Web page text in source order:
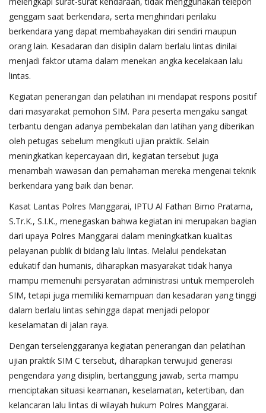
genggam saat berkendara, serta menghindari perilaku
berkendara yang dapat membahayakan diri sendiri maupun
orang lain. Kesadaran dan disiplin dalam berlalu lintas dinilai
menjadi faktor utama dalam menekan angka kecelakaan lalu
lintas.
Kegiatan penerangan dan pelatihan ini mendapat respons positif
dari masyarakat pemohon SIM. Para peserta mengaku sangat
terbantu dengan adanya pembekalan dan latihan yang diberikan
oleh petugas sebelum mengikuti ujian praktik. Selain
meningkatkan kepercayaan diri, kegiatan tersebut juga
menambah wawasan dan pemahaman mereka mengenai teknik
berkendara yang baik dan benar.
Kasat Lantas Polres Manggarai, IPTU Al Fathan Bimo Pratama,
S.Tr.K., S.I.K., menegaskan bahwa kegiatan ini merupakan bagian
dari upaya Polres Manggarai dalam meningkatkan kualitas
pelayanan publik di bidang lalu lintas. Melalui pendekatan
edukatif dan humanis, diharapkan masyarakat tidak hanya
mampu memenuhi persyaratan administrasi untuk memperoleh
SIM, tetapi juga memiliki kemampuan dan kesadaran yang tinggi
dalam berlalu lintas sehingga dapat menjadi pelopor
keselamatan di jalan raya.
Dengan terselenggaranya kegiatan penerangan dan pelatihan
ujian praktik SIM C tersebut, diharapkan terwujud generasi
pengendara yang disiplin, bertanggung jawab, serta mampu
menciptakan situasi keamanan, keselamatan, ketertiban, dan
kelancaran lalu lintas di wilayah hukum Polres Manggarai.